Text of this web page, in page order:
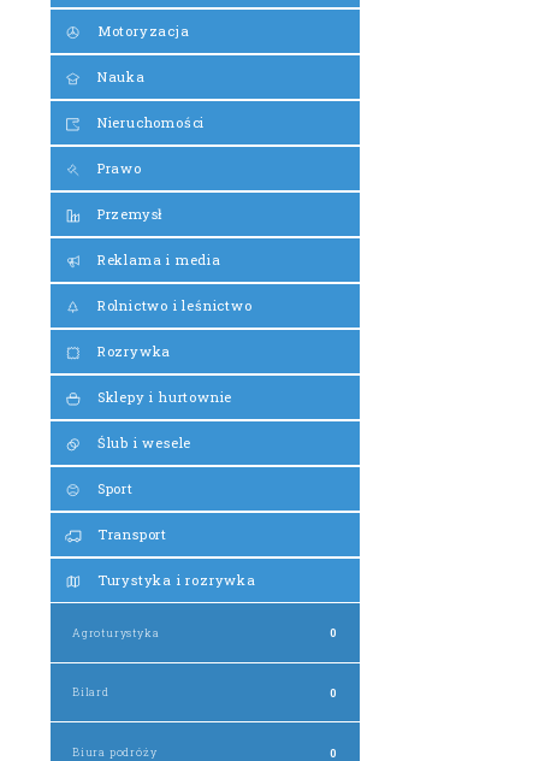
Motoryzacja
Nauka
Nieruchomości
Prawo
Przemysł
Reklama i media
Rolnictwo i leśnictwo
Rozrywka
Sklepy i hurtownie
Ślub i wesele
Sport
Transport
Turystyka i rozrywka
Agroturystyka 0
Bilard 0
Biura podróży 0